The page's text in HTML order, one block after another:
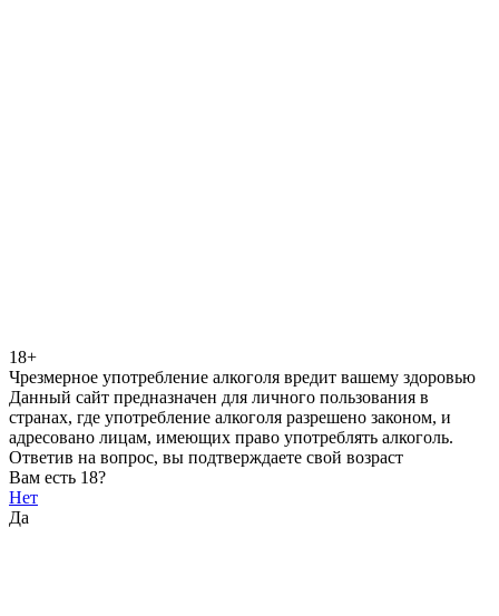
18+
Чрезмерное употребление алкоголя вредит вашему здоровью
Данный сайт предназначен для личного пользования в
странах, где употребление алкоголя разрешено законом, и
адресовано лицам, имеющих право употреблять алкоголь.
Ответив на вопрос, вы подтверждаете свой возраст
Вам есть 18?
Нет
Да